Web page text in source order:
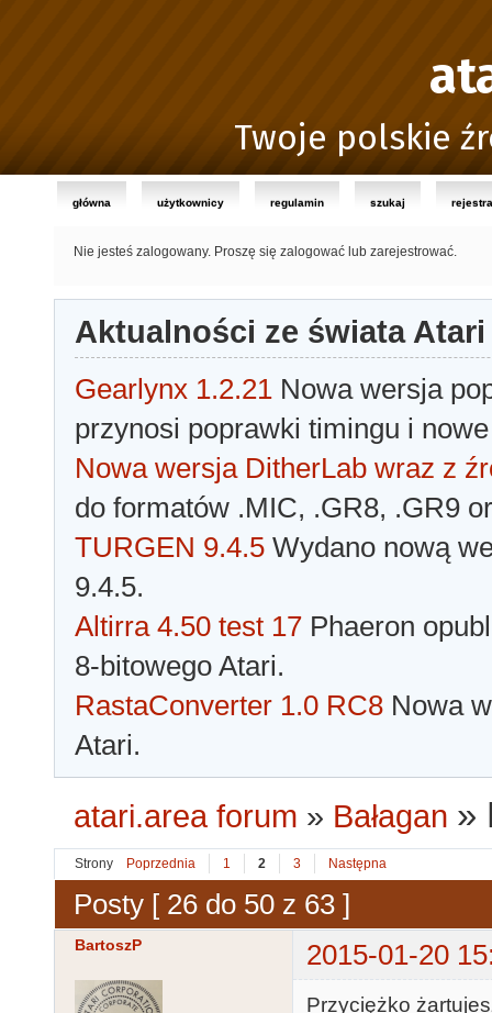
Twoje polskie
główna użytkownicy regulamin szukaj
Nie jesteś zalogowany. Proszę się zalogować lub zarejestrować.
Aktualności ze świata Atari
Gearlynx 1.2.21 Nowa wersja
przynosi poprawki timingu i
Nowa wersja DitherLab wraz z
do formatów .MIC, .GR8, .GR9
TURGEN 9.4.5 Wydano nową
9.4.5.
Altirra 4.50 test 17 Phaeron
8-bitowego Atari.
RastaConverter 1.0 RC8 Nowa
Atari.
atari.area forum » Bałagan »
Strony Poprzednia 1 2 3 Następna
Posty [ 26 do 50 z 63 ]
BartoszP 2015-01-20
Przyciężko